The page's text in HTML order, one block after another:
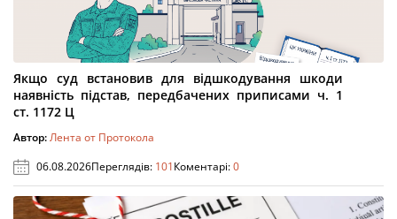
Якщо суд встановив для відшкодування шкоди
наявність підстав, передбачених приписами ч. 1
ст. 1172 Ц
Автор:Лента от Протокола
06.08.2026Переглядів: 101Коментарі:0